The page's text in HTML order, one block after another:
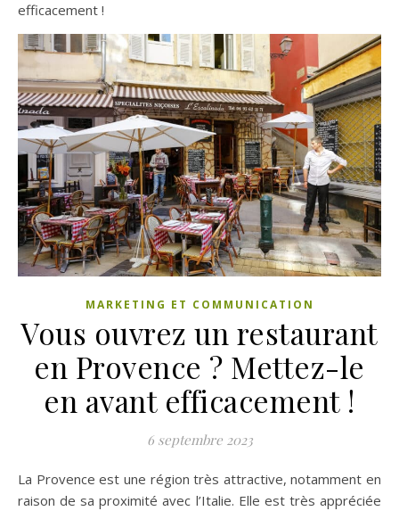
efficacement !
MARKETING ET COMMUNICATION
Vous ouvrez un restaurant
en Provence ? Mettez-le
en avant efficacement !
6 septembre 2023
La Provence est une région très attractive, notamment en
raison de sa proximité avec l’Italie. Elle est très appréciée